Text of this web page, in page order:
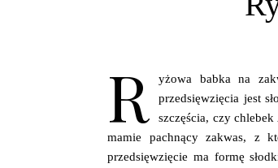
R
yżowa babka na
przedsięwzięcia jest
szczęścia, czy
mamie pachnący zakwas, z
przedsięwzięcie ma formę